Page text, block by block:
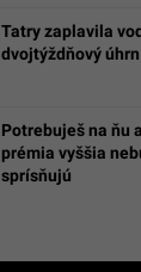
Tatry zaplavila
dvojtýždňový úhrn
Potrebuješ na ňu
prémia vyššia
sprísňujú